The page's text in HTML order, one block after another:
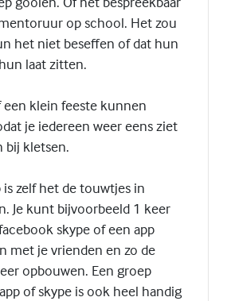
op school. Het zou
het niet beseffen of dat hun
laat zitten.
een klein feeste kunnen
je iedereen weer eens ziet
bij kletsen.
zelf het de touwtjes in
Je kunt bijvoorbeeld 1 keer
skype of een app
met je vrienden en zo de
opbouwen. Een groep
of skype is ook heel handig